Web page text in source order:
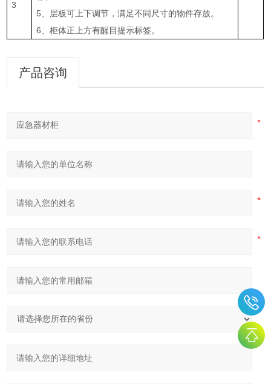
5、层板可上下调节，满足不同尺寸的物件存放。
6、柜体正上方有醒目提示标签。
产品咨询